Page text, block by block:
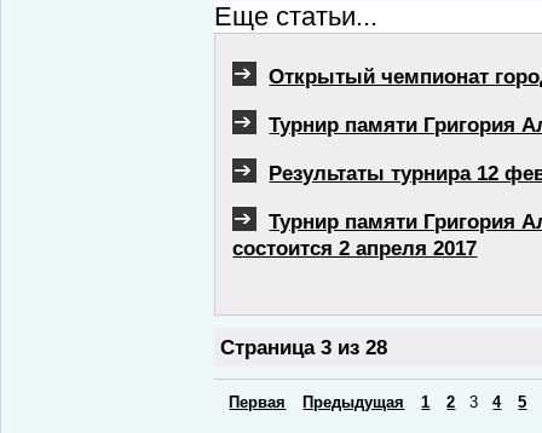
Еще статьи...
Открытый чемпионат
Турнир памяти Григория
Результаты турнира 12
Турнир памяти Григория
состоится 2 апреля 2017
Страница 3 из 28
Первая Предыдущая 1 2 3 4 5